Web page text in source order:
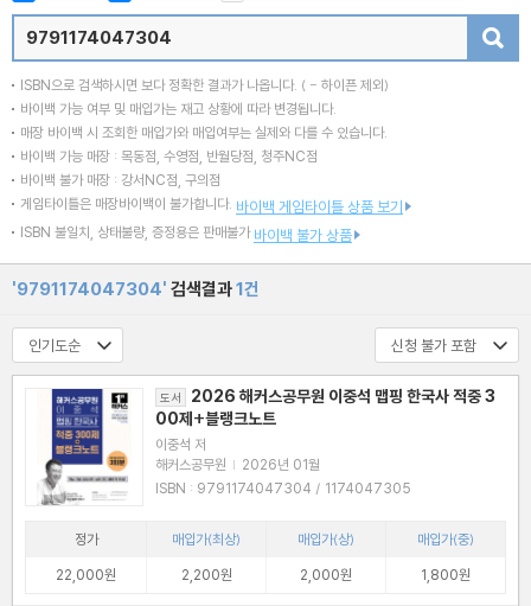
ISBN으로 검색하시면 보다 정확한 결과가 나옵니다. ( - 하이픈 제외)
바이백 가능 여부 및 매입가는 재고 상황에 따라 변경됩니다.
매장 바이백 시 조회한 매입가와 매입여부는 실제와 다를 수 있습니다.
바이백 가능 매장 : 목동점, 수영점, 반월당점, 청주NC점
바이백 불가 매장 : 강서NC점, 구의점
게임타이틀은 매장바이백이 불가합니다. 바이백 게임타이틀 상품 보기
ISBN 불일치, 상태불량, 증정용은 판매불가 바이백 불가 상품
'9791174047304' 검색결과1건
도서
2026 해커스공무원 이중석 맵핑 한국사 적중 3
00제+블랭크노트
이중석 저
해커스공무원 | 2026년 01월
ISBN : 9791174047304 / 1174047305
정가 매입가(최상) 매입가(상)
매입가(중)
22,000원
2,200원 2,000원 1,800원